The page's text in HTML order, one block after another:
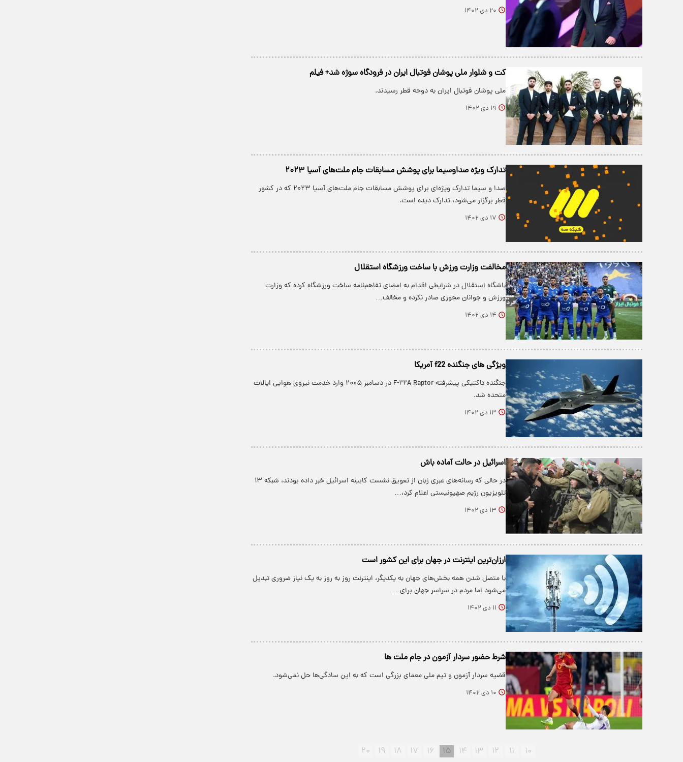
۲۰ دی ۱۴۰۲
کت و شلوار ملی پوشان فوتبال ایران در فرودگاه سوژه شد+ فیلم
ملی پوشان فوتبال ایران به دوحه قطر رسیدند.
۱۹ دی ۱۴۰۲
تدارک ویژه‌ صداوسیما برای پوشش مسابقات جام ملت‌های آسیا ۲۰۲۳
صدا و سیما تدارک ویژه‌ای برای پوشش مسابقات جام ملت‌های آسیا ۲۰۲۳ که در کشور
قطر برگزار می‌شود، تدارک دیده است.
۱۷ دی ۱۴۰۲
مخالفت وزارت ورزش با ساخت ورزشگاه استقلال
باشگاه استقلال در شرایطی اقدام به امضای تفاهم‌نامه ساخت ورزشگاه کرده که وزارت
ورزش و جوانان مجوزی صادر نکرده و مخالف…
۱۴ دی ۱۴۰۲
ویژگی های جنگنده f22 آمریکا
جنگنده تاکتیکی پیشرفته F-۲۲A Raptor در دسامبر ۲۰۰۵ وارد خدمت نیروی هوایی ایالات
متحده شد.
۱۳ دی ۱۴۰۲
اسرائیل در حالت آماده باش
در حالی که رسانه‌های عبری زبان از تعویق نشست کابینه اسرائیل خبر داده بودند، شبکه ۱۳
تلویزیون رژیم صهیونیستی اعلام کرد،…
۱۳ دی ۱۴۰۲
ارزان‌ترین اینترنت در جهان برای این کشور است
با متصل شدن همه بخش‌های جهان به یکدیگر، اینترنت روز به روز به یک نیاز ضروری تبدیل
می‌شود اما مردم در سراسر جهان برای…
۱۱ دی ۱۴۰۲
شرط حضور سردار آزمون در جام ملت ها
قضیه سردار آزمون و تیم ملی معمای بزرگی است که به این سادگی‌ها حل نمی‌شود.
۱۰ دی ۱۴۰۲
۱۰ ۱۱ ۱۲ ۱۳ ۱۴ ۱۵ ۱۶ ۱۷ ۱۸ ۱۹ ۲۰